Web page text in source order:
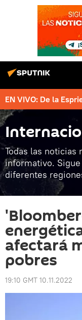
EN VIVO: De la
Todas las
informativo.
diferentes
afectará
pobres
19:10 GMT 10.11.2022